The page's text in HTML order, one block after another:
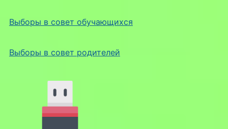
Выборы в совет обучающихся
Выборы в совет родителей